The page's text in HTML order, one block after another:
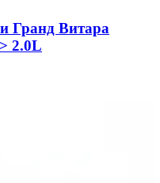
Гранд Витара
2.0L